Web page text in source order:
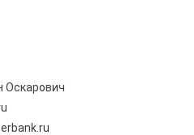
Оскарович